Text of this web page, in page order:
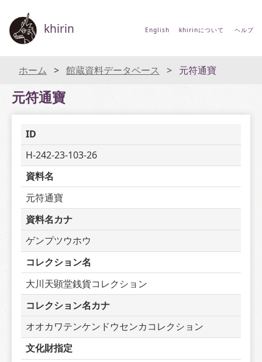
khirin English khirinについて ヘルプ
ホーム 館蔵資料データベース 元符通寶
元符通寶
ID
H-242-23-103-26
資料名
元符通寶
資料名カナ
ゲンプツウホウ
コレクション名
大川天顕堂銭貨コレクション
コレクション名カナ
オオカワテンケンドウセンカコレクション
文化財指定